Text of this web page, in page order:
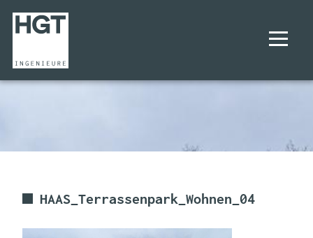
LEISTUNGEN
KARRIERE
HAAS_Terrassenpark_Wohnen_04